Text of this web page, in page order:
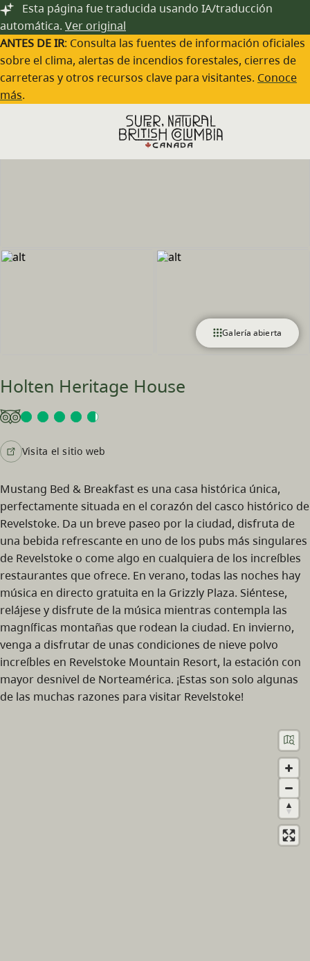
Saltar al contenido principal
Esta página fue traducida usando IA/traducción
automática. Ver original
ANTES DE IR: Consulta las fuentes de información oficiales
sobre el clima, alertas de incendios forestales, cierres de
carreteras y otros recursos clave para visitantes. Conoce
más.
Galería abierta
Holten Heritage House
Visita el sitio web
Mustang Bed & Breakfast es una casa histórica única,
perfectamente situada en el corazón del casco histórico de
Revelstoke. Da un breve paseo por la ciudad, disfruta de
una bebida refrescante en uno de los pubs más singulares
de Revelstoke o come algo en cualquiera de los increíbles
restaurantes que ofrece. En verano, todas las noches hay
música en directo gratuita en la Grizzly Plaza. Siéntese,
relájese y disfrute de la música mientras contempla las
magníficas montañas que rodean la ciudad. En invierno,
venga a disfrutar de unas condiciones de nieve polvo
increíbles en Revelstoke Mountain Resort, la estación con
mayor desnivel de Norteamérica. ¡Estas son solo algunas
de las muchas razones para visitar Revelstoke!